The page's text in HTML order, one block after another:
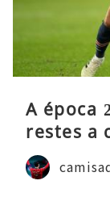
A época
restes a